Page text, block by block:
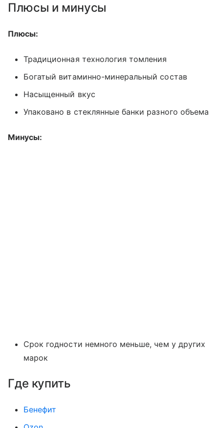
Плюсы и минусы
Плюсы:
Традиционная технология томления
Богатый витаминно-минеральный состав
Насыщенный вкус
Упаковано в стеклянные банки разного объема
Минусы:
Срок годности немного меньше, чем у других
марок
Где купить
Бенефит